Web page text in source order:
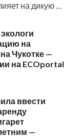
на дикую …
на
Чукотке —
на ECOportal
ввести
—